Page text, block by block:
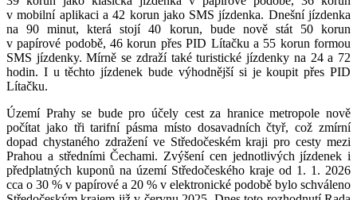
v mobilní aplikaci a 42 korun jako SMS jízdenka. Dnešní jízdenka
na 90 minut, která stojí 40 korun, bude nově stát 50 korun
v papírové podobě, 46 korun přes PID Lítačku a 55 korun formou
SMS jízdenky. Mírně se zdraží také turistické jízdenky na 24 a 72
hodin. I u těchto jízdenek bude výhodnější si je koupit přes PID
Lítačku.
Území Prahy se bude pro účely cest za hranice metropole nově
počítat jako tři tarifní pásma místo dosavadních čtyř, což zmírní
dopad chystaného zdražení ve Středočeském kraji pro cesty mezi
Prahou a středními Čechami. Zvýšení cen jednotlivých jízdenek i
předplatných kuponů na území Středočeského kraje od 1. 1. 2026
cca o 30 % v papírové a 20 % v elektronické podobě bylo schváleno